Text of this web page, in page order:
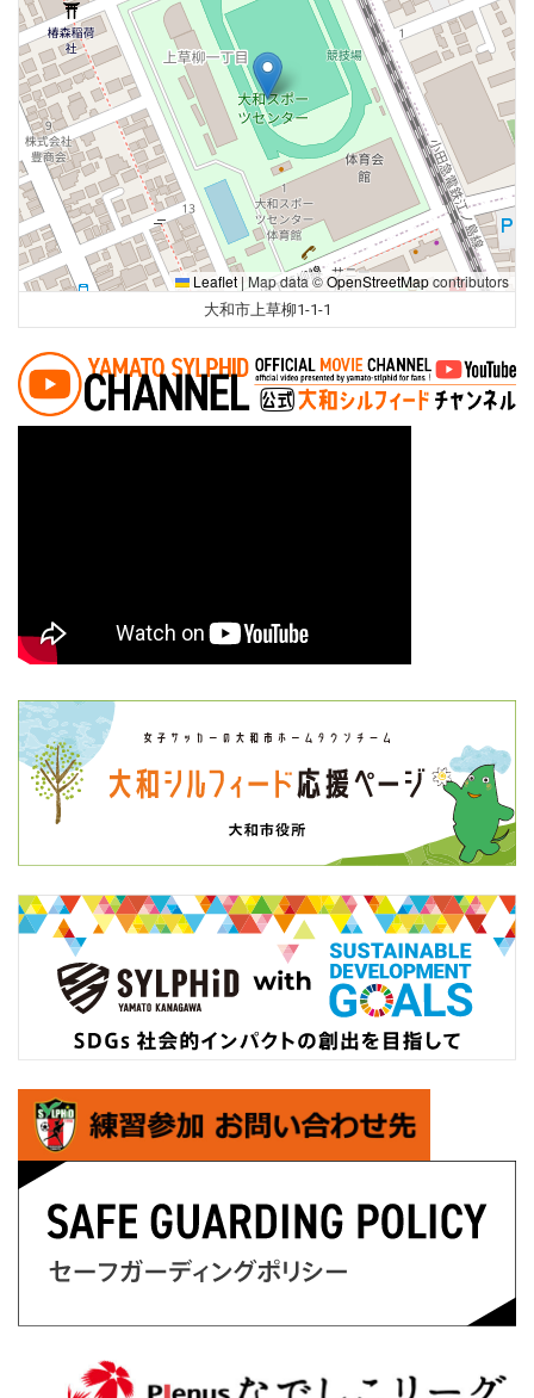
Leaflet | Map data ©OpenStreetMapcontributors
大和市上草柳1-1-1
投稿ナビゲーション